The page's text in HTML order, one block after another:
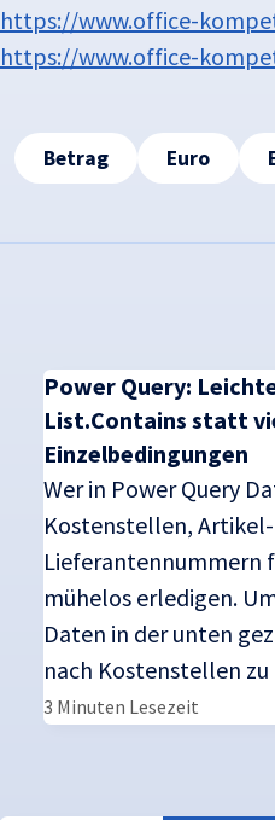
https://www.office-
https://www.office-
TagsBetrag Euro
Power Query:
List.Contains statt
Einzelbedingungen
Wer in Power Query
Kostenstellen,
Lieferantennummern
mühelos erledigen.
Daten in der unten
nach Kostenstellen
3 Minuten Lesezeit